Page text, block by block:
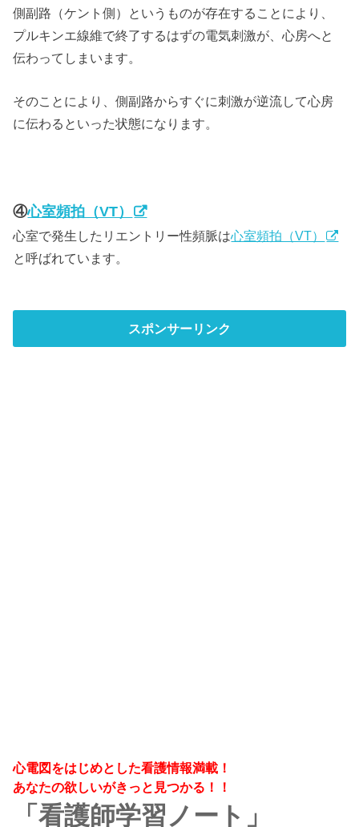
側副路（ケント側）というものが存在することにより、
プルキンエ線維で終了するはずの電気刺激が、心房へと
伝わってしまいます。
そのことにより、側副路からすぐに刺激が逆流して心房
に伝わるといった状態になります。
④心室頻拍（VT）
心室で発生したリエントリー性頻脈は心室頻拍（VT）
と呼ばれています。
スポンサーリンク
心電図をはじめとした看護情報満載！
あなたの欲しいがきっと見つかる！！
「看護師学習ノート」